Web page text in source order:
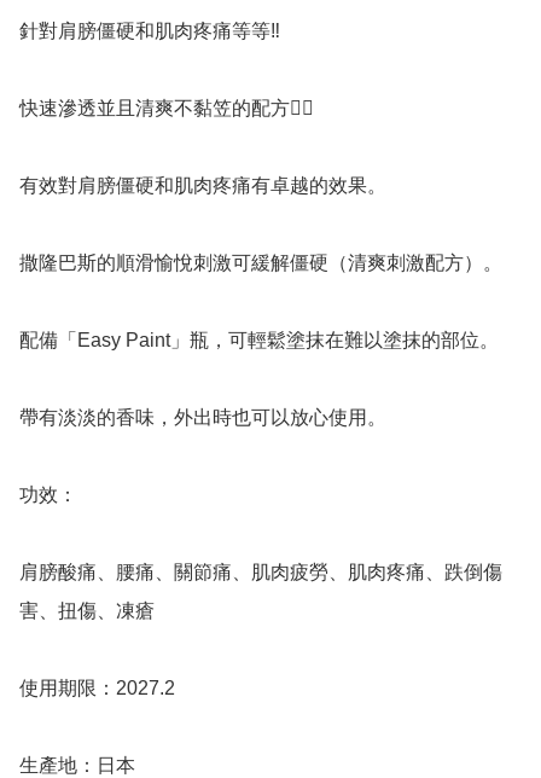
針對肩膀僵硬和肌肉疼痛等等‼️
快速滲透並且清爽不黏笠的配方👍🏻
有效對肩膀僵硬和肌肉疼痛有卓越的效果。
撒隆巴斯的順滑愉悅刺激可緩解僵硬（清爽刺激配方）。
配備「Easy Paint」瓶，可輕鬆塗抹在難以塗抹的部位。
帶有淡淡的香味，外出時也可以放心使用。
功效：
肩膀酸痛、腰痛、關節痛、肌肉疲勞、肌肉疼痛、跌倒傷
害、扭傷、凍瘡
使用期限：2027.2
生產地：日本